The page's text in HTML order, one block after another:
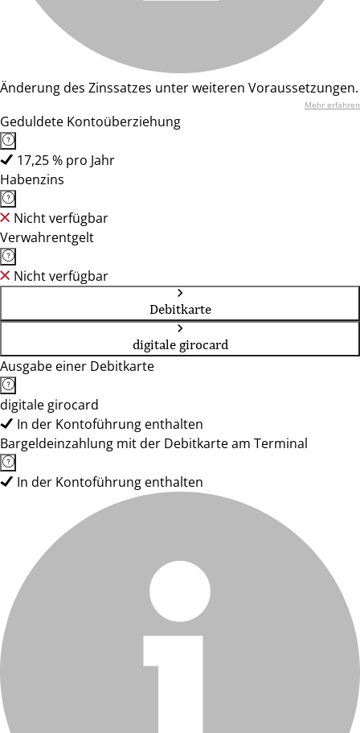
Änderung des Zinssatzes unter weiteren Voraussetzungen.
Mehr erfahren
Geduldete Kontoüberziehung
17,25 % pro Jahr
Habenzins
Nicht verfügbar
Verwahrentgelt
Nicht verfügbar
Debitkarte
digitale girocard
Ausgabe einer Debitkarte
digitale girocard
In der Kontoführung enthalten
Bargeldeinzahlung mit der Debitkarte am Terminal
In der Kontoführung enthalten